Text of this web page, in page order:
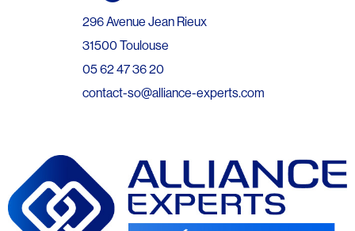
296 Avenue Jean Rieux
31500 Toulouse
05 62 47 36 20
contact-so@alliance-experts.com